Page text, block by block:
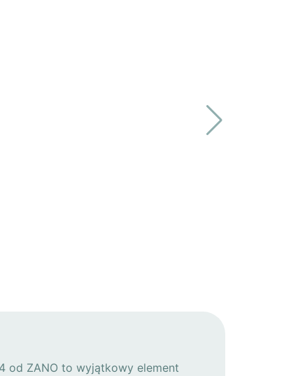
od ZANO to wyjątkowy element